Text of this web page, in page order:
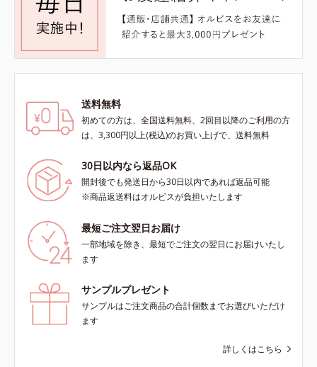
送料無料
初めての方は、全国送料無料、2回目以降のご利用の方
は、3,300円以上(税込)のお買い上げで、送料無料
30日以内なら返品OK
開封後でも発送日から30日以内であれば返品可能
※商品返送料はオルビスが負担いたします
最短ご注文翌日お届け
一部地域を除き、最短でご注文の翌日にお届けいたし
ます
サンプルプレゼント
サンプルはご注文商品の合計個数までお選びいただけ
ます
詳しくはこちら